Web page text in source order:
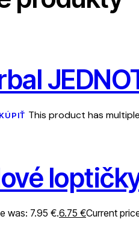
KÚPIŤ This product has
was: 7.95 €.6.75 €Current